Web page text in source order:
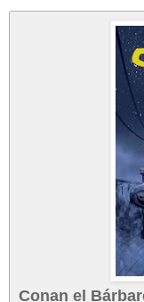
Conan el